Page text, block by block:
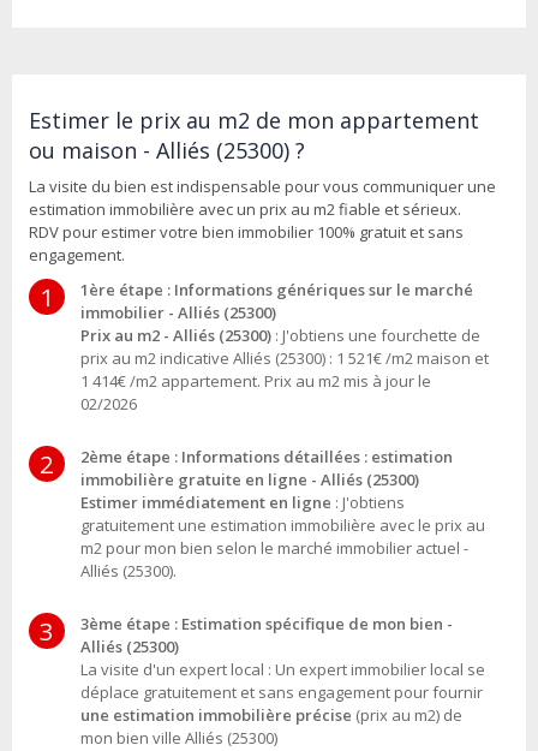
Estimer le prix au m2 de mon appartement
ou maison - Alliés (25300) ?
La visite du bien est indispensable pour vous communiquer une
estimation immobilière avec un prix au m2 fiable et sérieux.
RDV pour estimer votre bien immobilier 100% gratuit et sans
engagement.
1
1ère étape : Informations génériques sur le marché
immobilier - Alliés (25300)
Prix au m2 - Alliés (25300) : J'obtiens une fourchette de
prix au m2 indicative Alliés (25300) : 1 521€ /m2 maison et
1 414€ /m2 appartement. Prix au m2 mis à jour le
02/2026
2
2ème étape : Informations détaillées : estimation
immobilière gratuite en ligne - Alliés (25300)
Estimer immédiatement en ligne : J'obtiens
gratuitement une estimation immobilière avec le prix au
m2 pour mon bien selon le marché immobilier actuel -
Alliés (25300).
3
3ème étape : Estimation spécifique de mon bien -
Alliés (25300)
La visite d'un expert local : Un expert immobilier local se
déplace gratuitement et sans engagement pour fournir
une estimation immobilière précise (prix au m2) de
mon bien ville Alliés (25300)